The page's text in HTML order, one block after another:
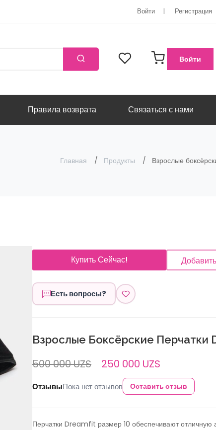
Войти Регистрация
Войти
Правила возврата Связаться с нами
Главная Продукты Взрослые
Купить Сейчас!
Есть вопросы?
Взрослые Боксёрские Перчатки
500 000 UZS 250 000 UZS
ОтзывыПока нет отзывов Оставить отзыв
Перчатки Dreamfit размер 10 обеспечивают отличную